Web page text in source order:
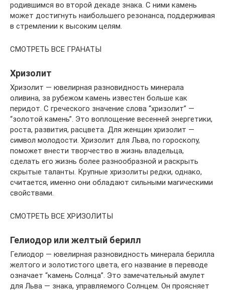
родившимся во второй декаде знака. С ними камень
может достигнуть наибольшего резонанса, поддерживая
в стремлении к высоким целям.
СМОТРЕТЬ ВСЕ ГРАНАТЫ
Хризолит
Хризолит — ювелирная разновидность минерала
оливина, за рубежом камень известен больше как
перидот. С греческого значение слова “хризолит” —
“золотой камень”. Это воплощение весенней энергетики,
роста, развития, расцвета. Для женщин хризолит —
символ молодости. Хризолит для Льва, по гороскопу,
поможет внести творчество в жизнь владельца,
сделать его жизнь более разнообразной и раскрыть
скрытые таланты. Крупные хризолиты редки, однако,
считается, именно они обладают сильными магическими
свойствами.
СМОТРЕТЬ ВСЕ ХРИЗОЛИТЫ
Гелиодор или желтый берилл
Гелиодор — ювелирная разновидность минерала берилла
желтого и золотистого цвета, его название в переводе
означает “камень Солнца”. Это замечательный амулет
для Льва — знака, управляемого Солнцем. Он проясняет